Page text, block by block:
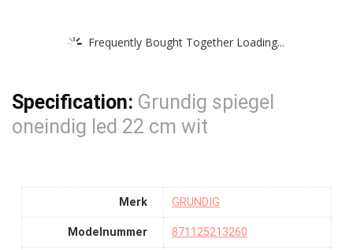
Frequently Bought Together Loading...
Specification: Grundig spiegel
oneindig led 22 cm wit
Merk ‎GRUNDIG
Modelnummer ‎871125213260